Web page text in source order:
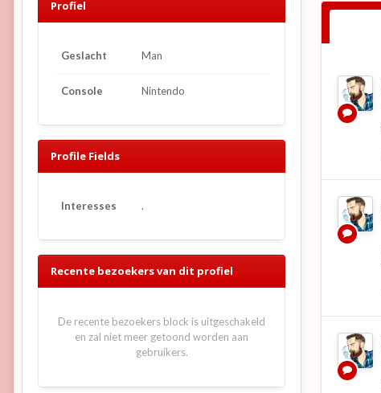
Profiel
Geslacht Man
Console Nintendo
Profile Fields
Interesses .
Recente bezoekers van dit profiel
De recente bezoekers block is uitgeschakeld
en zal niet meer getoond worden aan
gebruikers.